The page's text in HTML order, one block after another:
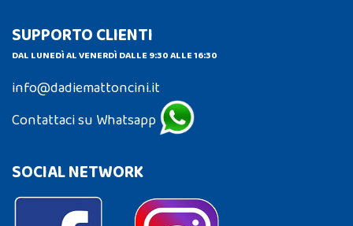
SUPPORTO CLIENTI
DAL LUNEDÌ AL VENERDÌ DALLE 9:30 ALLE 16:30
info@dadiemattoncini.it
Contattaci su Whatsapp
SOCIAL NETWORK